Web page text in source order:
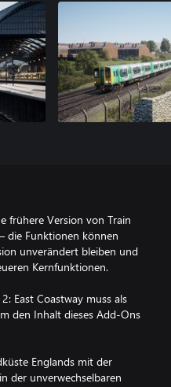
frühere Version von Train
die Funktionen können
unverändert bleiben und
Kernfunktionen.
East Coastway muss als
den Inhalt dieses Add-Ons
Englands mit der
der unverwechselbaren